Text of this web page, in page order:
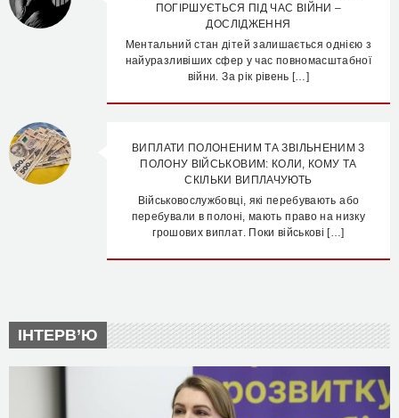
ПОГІРШУЄТЬСЯ ПІД ЧАС ВІЙНИ –
ДОСЛІДЖЕННЯ
Ментальний стан дітей залишається однією з
найуразливіших сфер у час повномасштабної
війни. За рік рівень […]
ВИПЛАТИ ПОЛОНЕНИМ ТА ЗВІЛЬНЕНИМ З
ПОЛОНУ ВІЙСЬКОВИМ: КОЛИ, КОМУ ТА
СКІЛЬКИ ВИПЛАЧУЮТЬ
Військовослужбовці, які перебувають або
перебували в полоні, мають право на низку
грошових виплат. Поки військові […]
ІНТЕРВ’Ю